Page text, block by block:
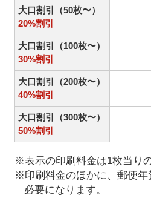
大口割引（50枚〜）
20%割引
大口割引（100枚〜）
30%割引
大口割引（200枚〜）
40%割引
大口割引（300枚〜）
50%割引
※表示の印刷料金は1枚当り
※印刷料金のほかに、郵便年
必要になります。